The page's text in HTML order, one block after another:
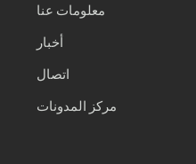
معلومات عنا
أخبار
اتصال
مركز المدونات